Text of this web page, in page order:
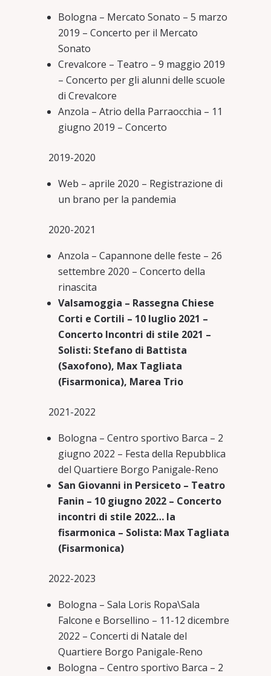
Bologna – Mercato Sonato – 5 marzo
2019 – Concerto per il Mercato
Sonato
Crevalcore – Teatro – 9 maggio 2019
– Concerto per gli alunni delle scuole
di Crevalcore
Anzola – Atrio della Parraocchia – 11
giugno 2019 – Concerto
2019-2020
Web – aprile 2020 – Registrazione di
un brano per la pandemia
2020-2021
Anzola – Capannone delle feste – 26
settembre 2020 – Concerto della
rinascita
Valsamoggia – Rassegna Chiese
Corti e Cortili – 10 luglio 2021 –
Concerto Incontri di stile 2021 –
Solisti: Stefano di Battista
(Saxofono), Max Tagliata
(Fisarmonica), Marea Trio
2021-2022
Bologna – Centro sportivo Barca – 2
giugno 2022 – Festa della Repubblica
del Quartiere Borgo Panigale-Reno
San Giovanni in Persiceto – Teatro
Fanin – 10 giugno 2022 – Concerto
incontri di stile 2022… la
fisarmonica – Solista: Max Tagliata
(Fisarmonica)
2022-2023
Bologna – Sala Loris Ropa\Sala
Falcone e Borsellino – 11-12 dicembre
2022 – Concerti di Natale del
Quartiere Borgo Panigale-Reno
Bologna – Centro sportivo Barca – 2